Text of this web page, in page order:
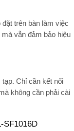
trên bàn làm việc
vẫn đảm bảo hiệu
Chỉ cần kết nối
không cần phải cài
SF1016D